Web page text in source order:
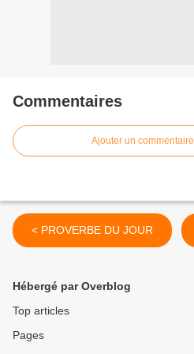
Commentaires
Ajouter un commentaire
< PROVERBE DU JOUR
Hébergé par Overblog
Top articles
Pages